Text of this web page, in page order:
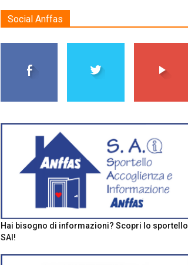
Social Anffas
Hai bisogno di informazioni? Scopri lo sportello
SAI!